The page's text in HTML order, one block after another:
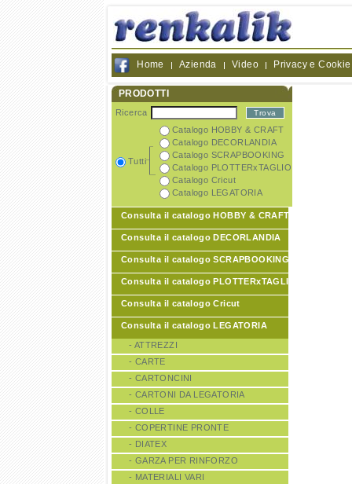
Home Azienda Video Privacy e Cookie
PRODOTTI
Ricerca
Tutti
Catalogo HOBBY & CRAFT
Catalogo DECORLANDIA
Catalogo SCRAPBOOKING
Catalogo PLOTTERxTAGLIO
Catalogo Cricut
Catalogo LEGATORIA
Consulta il catalogo HOBBY & CRAFT
Consulta il catalogo DECORLANDIA
Consulta il catalogo SCRAPBOOKING
Consulta il catalogo PLOTTERxTAGLIO
Consulta il catalogo Cricut
Consulta il catalogo LEGATORIA
- ATTREZZI
- CARTE
- CARTONCINI
- CARTONI DA LEGATORIA
- COLLE
- COPERTINE PRONTE
- DIATEX
- GARZA PER RINFORZO
- MATERIALI VARI